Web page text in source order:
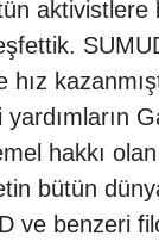
hız
yardımların
hakkı
bütün
ve benzeri